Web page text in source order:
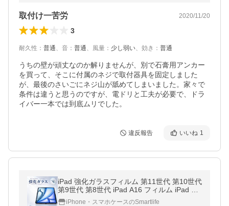
取付け一苦労 2020/11/20
3
耐久性 ： 普通、 音 ： 普通、 風量 ： 少し弱い、 効き ： 普通
うちの壁が頑丈なのか解りませんが、別で石膏用アンカー
を買って、そこに付属のネジで取付器具を固定しました
が、最後のさいごにネジ山が舐めてしまいました。家々で
条件は違うと思うのですが、電ドリと工夫が必要で、ドラ
イバー一本では到底ムリでした。
違反報告 いいね 1
iPad 強化ガラスフィルム 第11世代 第10世代
第9世代 第8世代 iPad A16 フィルム iPad Air
Pro 11インチ 10.2 10.9 iPad mini7 mini6 mi
iPhone・スマホケースのSmartlife